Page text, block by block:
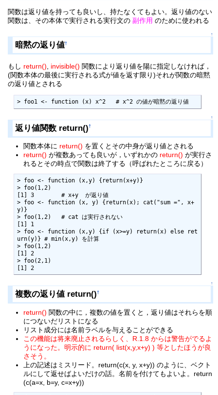
関数は返り値を持っても良いし、持たなくてもよい。返り値のない
関数は、その本体で実行される実行文の副作用 のために使われる
↑
暗黙の返り値†
もし return() invisible() 関数により返り値を陽に指定しなければ，
(関数本体の最後に実行される式が値を返す限り)それが関数の暗黙
の返り値とされる
> foo1 <- function (x) x^2   # x^2 の値が暗黙の返り値
↑
返り値関数 return()†
関数本体に return() を置くとその中身が返り値とされる
return() が複数あっても良いが，いずれかの return() が実行さ
れるとその時点で関数は終了する（呼ばれたところに戻る）
> foo <- function (x,y) {return(x+y)}
> foo(1,2)
[1] 3        # x+y  が返り値
> foo <- function (x, y) {return(x); cat("sum =", x+
y)}
> foo(1,2)   # cat は実行されない
[1] 1
> foo <- function (x,y) {if (x>=y) return(x) else ret
urn(y)} # min(x,y) を計算
> foo(1,2)
[1] 2
> foo(2,1)
[1] 2
↑
複数の返り値 return()†
return() 関数の中に，複数の値を置くと，返り値はそれらを順
につないだリストになる
リスト成分には名前ラベルを与えることができる
この機能は将来廃止されるらしく、R.1.8 からは警告がでるよ
うになった。明示的に return( list(x,y,x+y) ) 等としたほうが良
さそう。
上の記述はミスリード。return(c(x, y, x+y)) のように、ベクト
ルにして返せばよいだけの話。名前を付けてもよいよ。return
(c(a=x, b=y, c=x+y))